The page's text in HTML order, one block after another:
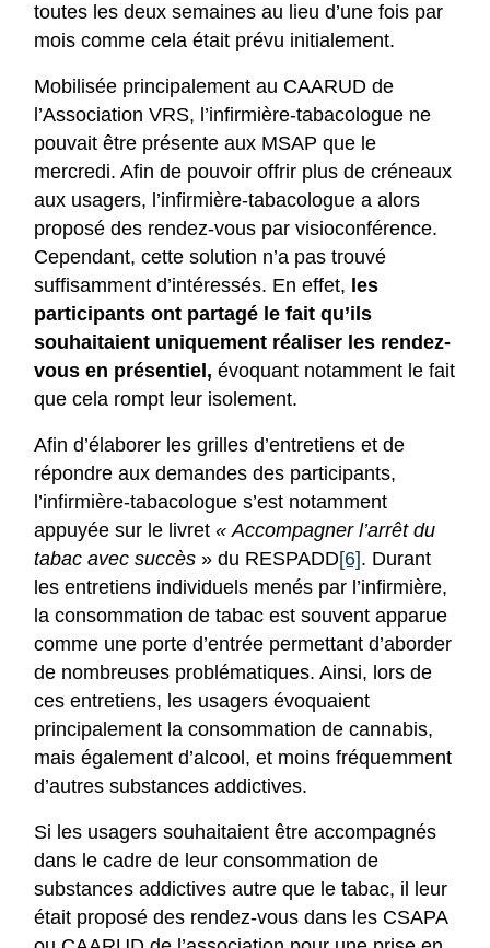
toutes les deux semaines au lieu d’une fois par
mois comme cela était prévu initialement.
Mobilisée principalement au CAARUD de
l’Association VRS, l’infirmière-tabacologue ne
pouvait être présente aux MSAP que le
mercredi. Afin de pouvoir offrir plus de créneaux
aux usagers, l’infirmière-tabacologue a alors
proposé des rendez-vous par visioconférence.
Cependant, cette solution n’a pas trouvé
suffisamment d’intéressés. En effet, les
participants ont partagé le fait qu’ils
souhaitaient uniquement réaliser les rendez-
vous en présentiel, évoquant notamment le fait
que cela rompt leur isolement.
Afin d’élaborer les grilles d’entretiens et de
répondre aux demandes des participants,
l’infirmière-tabacologue s’est notamment
appuyée sur le livret « Accompagner l’arrêt du
tabac avec succès » du RESPADD[6]. Durant
les entretiens individuels menés par l’infirmière,
la consommation de tabac est souvent apparue
comme une porte d’entrée permettant d’aborder
de nombreuses problématiques. Ainsi, lors de
ces entretiens, les usagers évoquaient
principalement la consommation de cannabis,
mais également d’alcool, et moins fréquemment
d’autres substances addictives.
Si les usagers souhaitaient être accompagnés
dans le cadre de leur consommation de
substances addictives autre que le tabac, il leur
était proposé des rendez-vous dans les CSAPA